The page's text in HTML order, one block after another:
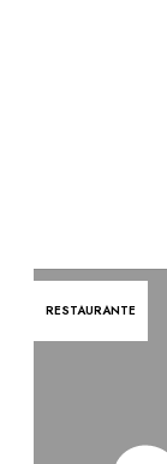
RESTAURANTE